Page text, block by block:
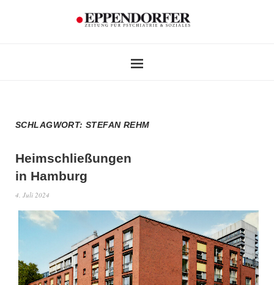
SCHLAGWORT:STEFAN REHM
Heimschließungen
in Hamburg
4. Juli 2024